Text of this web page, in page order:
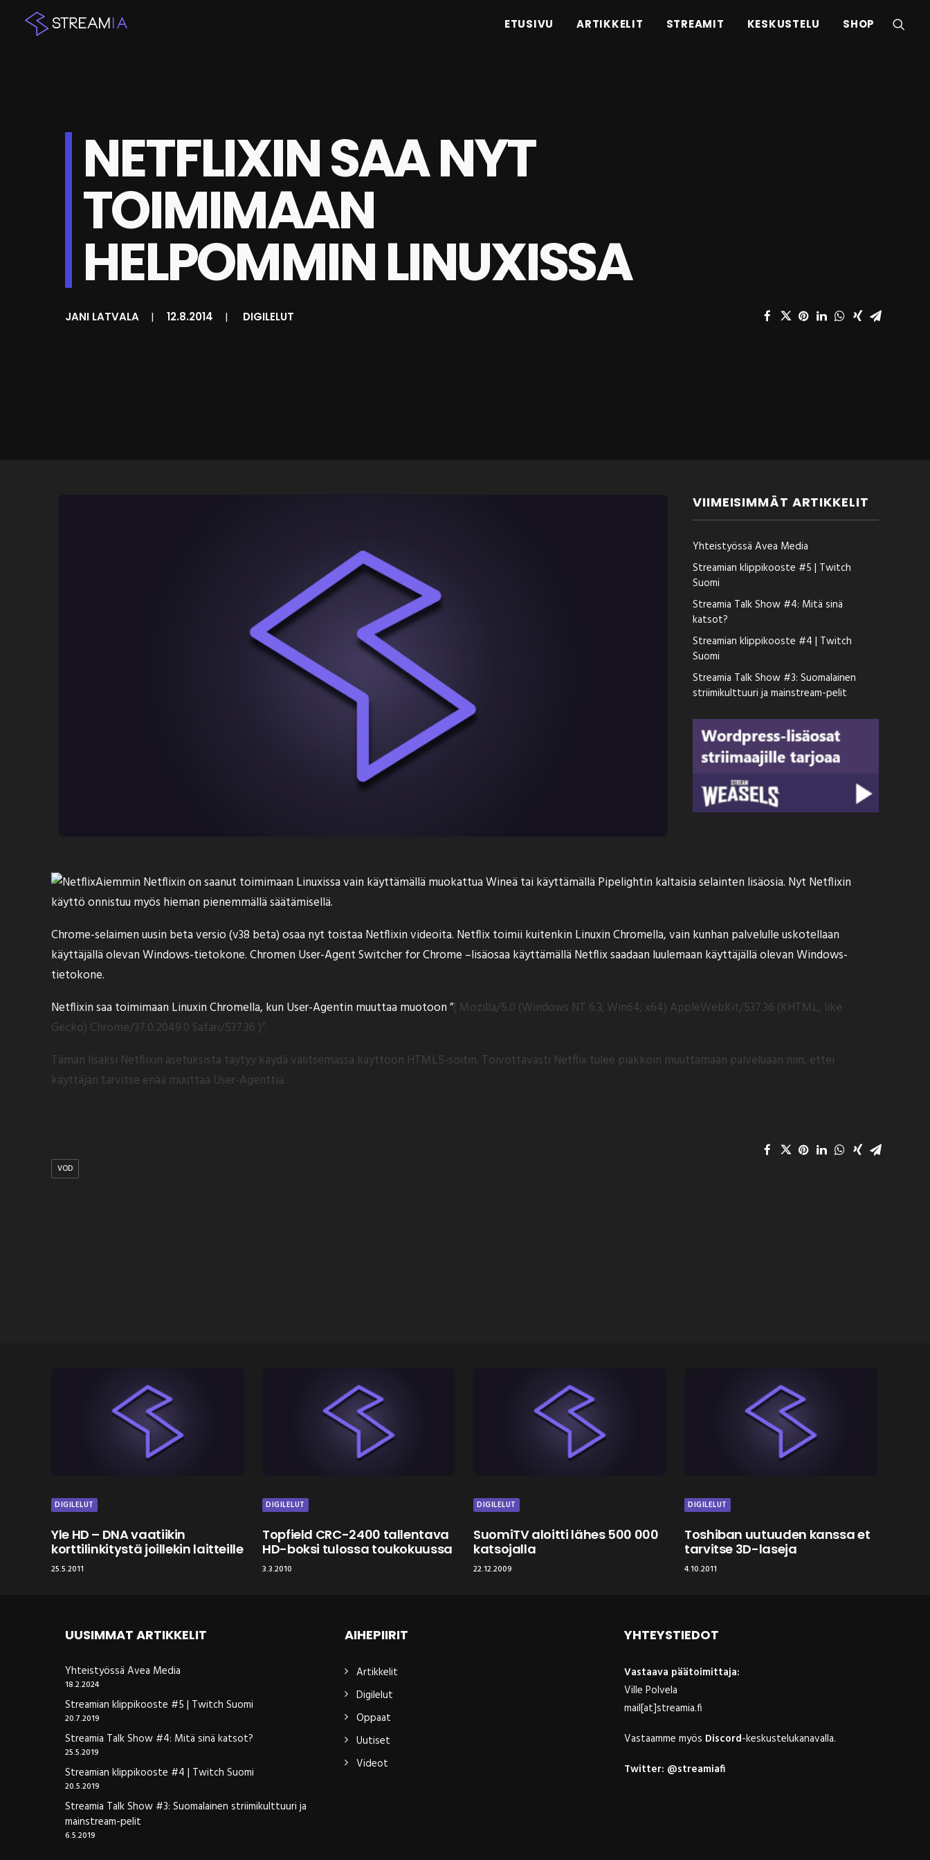
ETUSIVU ARTIKKELIT STREAMIT KESKUSTELU SHOP
NETFLIXIN SAA NYT
TOIMIMAAN
HELPOMMIN LINUXISSA
JANI LATVALA | 12.8.2014 | DIGILELUT
VIIMEISIMMÄT ARTIKKELIT
Yhteistyössä Avea Media
Streamian klippikooste #5 | Twitch
Suomi
Streamia Talk Show #4: Mitä sinä
katsot?
Streamian klippikooste #4 | Twitch
Suomi
Streamia Talk Show #3: Suomalainen
striimikulttuuri ja mainstream-pelit
Aiemmin Netflixin on saanut toimimaan Linuxissa vain käyttämällä muokattua Wineä tai käyttämällä Pipelightin kaltaisia selainten lisäosia. Nyt Netflixin
käyttö onnistuu myös hieman pienemmällä säätämisellä.
Chrome-selaimen uusin beta versio (v38 beta)osaa nyt toistaa Netflixin videoita. Netflix toimii kuitenkin Linuxin Chromella, vain kunhan palvelulle uskotellaan
käyttäjällä olevan Windows-tietokone. Chromen User-Agent Switcher for Chrome –lisäosaa käyttämällä Netflix saadaan luulemaan käyttäjällä olevan Windows-
tietokone.
Netflixin saa toimimaan Linuxin Chromella, kun User-Agentin muuttaa muotoon ”( Mozilla/5.0 (Windows NT 6.3; Win64; x64) AppleWebKit/537.36 (KHTML, like
Gecko) Chrome/37.0.2049.0 Safari/537.36 )”.
Tämän lisäksi Netflixin asetuksista täytyy käydä valitsemassa käyttöön HTML5-soitin. Toivottavasti Netflix tulee piakkoin muuttamaan palveluaan niin, ettei
käyttäjän tarvitse enää muuttaa User-Agenttia.
VOD
DIGILELUT
Yle HD – DNA vaatiikin
korttilinkitystä joillekin laitteille
25.5.2011
DIGILELUT
Topfield CRC-2400 tallentava
HD-boksi tulossa toukokuussa
3.3.2010
DIGILELUT
SuomiTV aloitti lähes 500 000
katsojalla
22.12.2009
DIGILELUT
Toshiban uutuuden kanssa et
tarvitse 3D-laseja
4.10.2011
UUSIMMAT ARTIKKELIT
Yhteistyössä Avea Media
18.2.2024
Streamian klippikooste #5 | Twitch Suomi
20.7.2019
Streamia Talk Show #4: Mitä sinä katsot?
25.5.2019
Streamian klippikooste #4 | Twitch Suomi
20.5.2019
Streamia Talk Show #3: Suomalainen striimikulttuuri ja
mainstream-pelit
6.5.2019
AIHEPIIRIT
Artikkelit
Digilelut
Oppaat
Uutiset
Videot
YHTEYSTIEDOT
Vastaava päätoimittaja:
Ville Polvela
mail[at]streamia.fi
Vastaamme myös Discord-keskustelukanavalla.
Twitter: @streamiafi